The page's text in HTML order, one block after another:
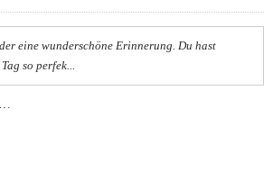
eine wunderschöne Erinnerung. Du hast
so perfek...